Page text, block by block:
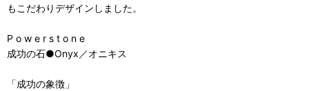
もこだわりデザインしました。
P o w e r s t o n e
成功の石●Onyx／オニキス
「成功の象徴」